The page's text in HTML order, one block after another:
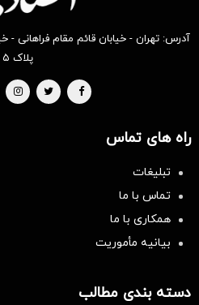
آدرس: تهران - خیابان قائم مقام
پلاک ۵
راه های تماس
تبلیغات
تماس با ما
همکاری با ما
بیانیه مأموریت
دسته بندی مطالب